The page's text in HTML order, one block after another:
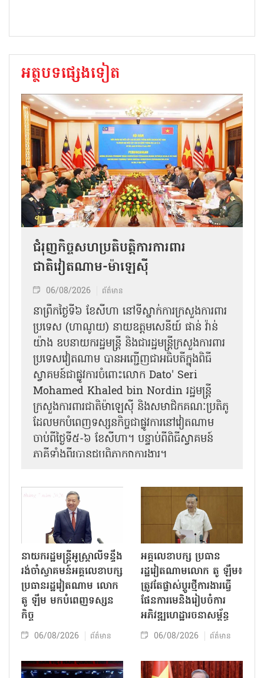
អត្ថបទផ្សេងទៀត
ជំរុញកិច្ចសហប្រតិបត្តិការការពារ
ជាតិវៀតណាម-ម៉ាឡេស៊ី
06/08/2026 ព័ត៌មាន
នា​ព្រឹកថ្ងៃទី៦ ខែសីហា នៅទីស្នាក់ការក្រសួងការពារ
ប្រទេស (ហាណូយ) នាយឧត្តមសេនីយ៍ ផាន់ វ៉ាន់
យ៉ាង ឧបនាយករដ្ឋមន្ត្រី និងជារដ្ឋមន្ត្រីក្រសួងការពារ
ប្រទេសវៀតណាម បានអញ្ជើញជាអធិបតីក្នុងពិធី
ស្វាគមន៍ជាផ្លូវការ​ចំពោះលោក Dato' Seri
Mohamed Khaled bin Nordin រដ្ឋមន្ត្រី
ក្រសួងការពារជាតិម៉ាឡេស៊ី និងសមាជិកគណៈប្រតិភូ
ដែលមកបំពេញទស្សនកិច្ចជាផ្លូវការនៅវៀតណាម
ចាប់ពីថ្ងៃទី៥-៦ ខែសីហា។ បន្ទាប់ពីពិធីស្វាគមន៍
ភាគីទាំងពីរបានជួបពិភាក្សាការងារ​។
នាយករដ្ឋមន្ត្រីអូស្ត្រាលីទន្ទឹង
រង់ចាំស្វាគមន៍អគ្គលេខាបក្ស
ប្រធានរដ្ឋវៀតណាម លោក
តូ ឡឹម មកបំពេញទស្សន
កិច្ច
06/08/2026 ព័ត៌មាន
អគ្គលេខាបក្ស ប្រធាន
រដ្ឋវៀតណាមលោក តូ ឡឹម៖
ត្រូវតែផ្លាស់ប្ដូរថ្មីការងារធ្វើ
ផែនការមេនិងរៀបចំការ
អភិវឌ្ឍហេដ្ឋារចនាសម្ព័ន្ធ
06/08/2026 ព័ត៌មាន